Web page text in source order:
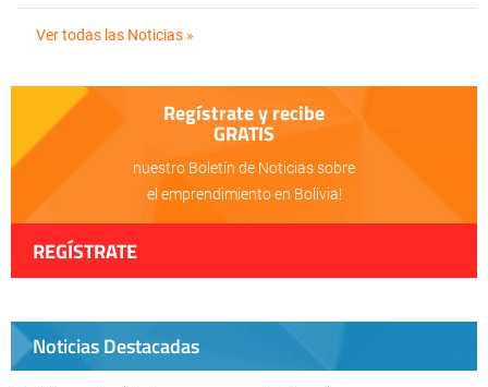
Ver todas las Noticias »
Regístrate y recibe
GRATIS
nuestro Boletín de Noticias sobre
el emprendimiento en Bolivia!
REGÍSTRATE
Noticias Destacadas